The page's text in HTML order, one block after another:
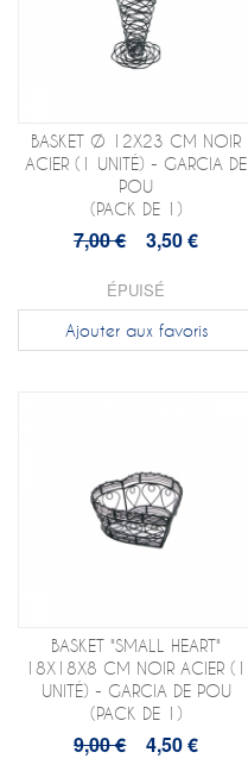
BASKET Ø 12X23 CM NOIR
ACIER (1 UNITÉ) - GARCIA DE
POU
(PACK DE 1)
7,00 € 3,50 €
ÉPUISÉ
Ajouter aux favoris
BASKET "SMALL HEART"
18X18X8 CM NOIR ACIER (1
UNITÉ) - GARCIA DE POU
(PACK DE 1)
9,00 € 4,50 €